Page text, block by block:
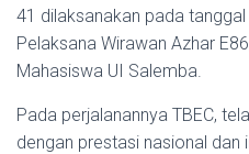
41 dilaksanakan pada
Pelaksana Wirawan Azhar
Mahasiswa UI Salemba.
Pada perjalanannya TBEC,
dengan prestasi nasional dan